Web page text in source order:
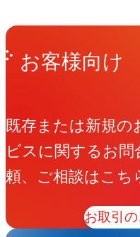
Get in Touch
お客様向け
既存または新規の
ビスに関するお
頼、ご相談はこち
お取引